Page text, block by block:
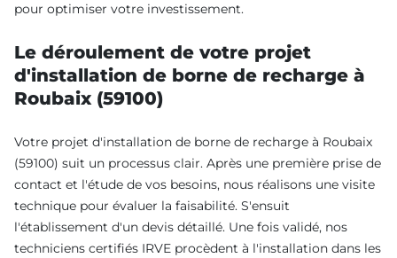
pour optimiser votre investissement.
Le déroulement de votre projet
d'installation de borne de recharge à
Roubaix (59100)
Votre projet d'installation de borne de recharge à Roubaix
(59100) suit un processus clair. Après une première prise de
contact et l'étude de vos besoins, nous réalisons une visite
technique pour évaluer la faisabilité. S'ensuit
l'établissement d'un devis détaillé. Une fois validé, nos
techniciens certifiés IRVE procèdent à l'installation dans les